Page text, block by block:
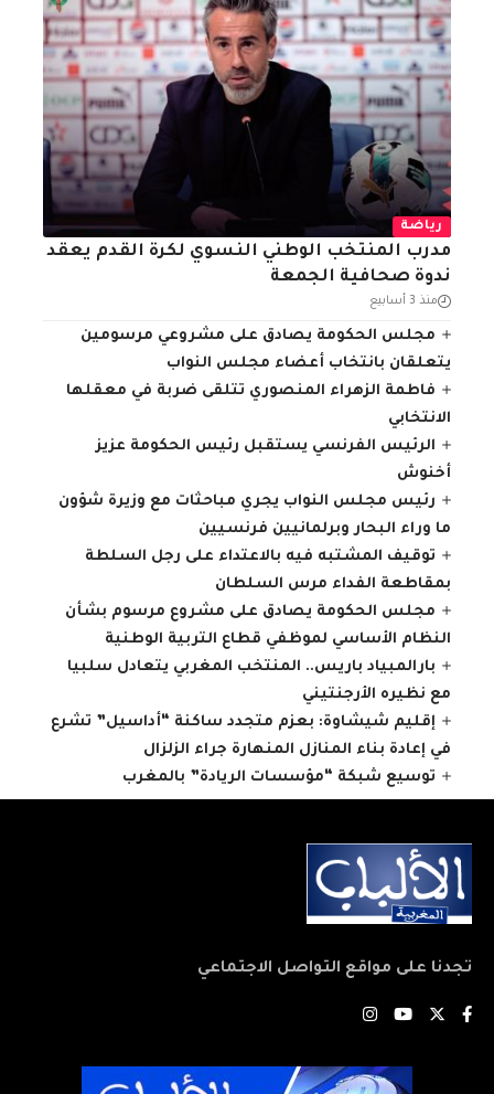
رياضة
مدرب المنتخب الوطني النسوي لكرة القدم يعقد
ندوة صحافية الجمعة
منذ 3 أسابيع
مجلس الحكومة يصادق على مشروعي مرسومين
يتعلقان بانتخاب أعضاء مجلس النواب
فاطمة الزهراء المنصوري تتلقى ضربة في معقلها
الانتخابي
الرئيس الفرنسي يستقبل رئيس الحكومة عزيز
أخنوش
رئيس مجلس النواب يجري مباحثات مع وزيرة شؤون
ما وراء البحار وبرلمانيين فرنسيين
توقيف المشتبه فيه بالاعتداء على رجل السلطة
بمقاطعة الفداء مرس السلطان
مجلس الحكومة يصادق على مشروع مرسوم بشأن
النظام الأساسي لموظفي قطاع التربية الوطنية
بارالمبياد باريس.. المنتخب المغربي يتعادل سلبيا
مع نظيره الأرجنتيني
إقليم شيشاوة: بعزم متجدد ساكنة “أداسيل” تشرع
في إعادة بناء المنازل المنهارة جراء الزلزال
توسيع شبكة “مؤسسات الريادة” بالمغرب
تجدنا على مواقع التواصل الاجتماعي